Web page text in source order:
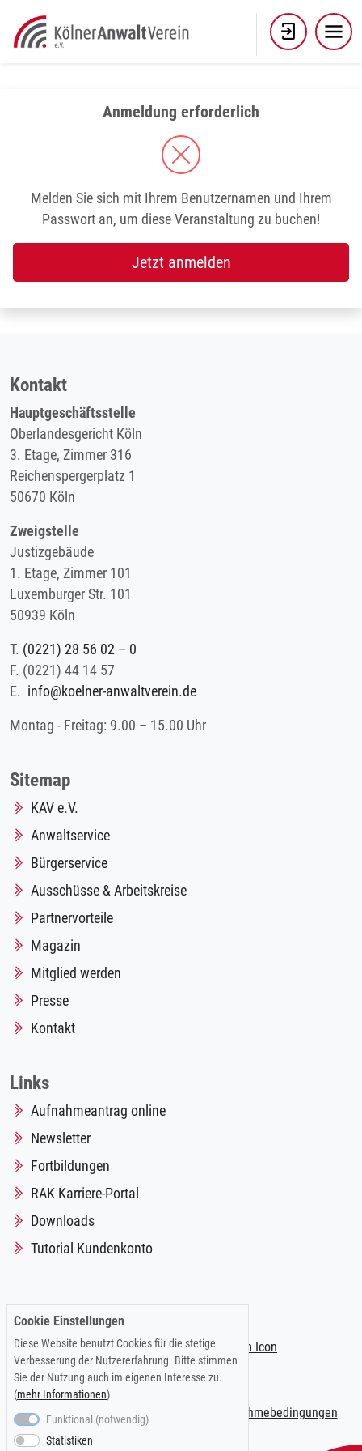
content
Anmeldung erforderlich
Melden Sie sich mit Ihrem Benutzernamen und Ihrem
Passwort an, um diese Veranstaltung zu buchen!
Jetzt anmelden
Kontakt
Hauptgeschäftsstelle
Oberlandesgericht Köln
3. Etage, Zimmer 316
Reichenspergerplatz 1
50670 Köln
Zweigstelle
Justizgebäude
1. Etage, Zimmer 101
Luxemburger Str. 101
50939 Köln
T. (0221) 28 56 02 – 0
F. (0221) 44 14 57
E. info@koelner-anwaltverein.de
Montag - Freitag: 9.00 – 15.00 Uhr
Sitemap
KAV e.V.
Anwaltservice
Bürgerservice
Ausschüsse & Arbeitskreise
Partnervorteile
Magazin
Mitglied werden
Presse
Kontakt
Links
Aufnahmeantrag online
Newsletter
Fortbildungen
RAK Karriere-Portal
Downloads
Tutorial Kundenkonto
Impressum |Datenschutzerklärung Teilnahmebedingungen
Cookie Einstellungen
Diese Website benutzt Cookies für die stetige
Verbesserung der Nutzererfahrung. Bitte stimmen
Sie der Nutzung auch im eigenen Interesse zu.
(mehr Informationen)
Funktional (notwendig)
Statistiken